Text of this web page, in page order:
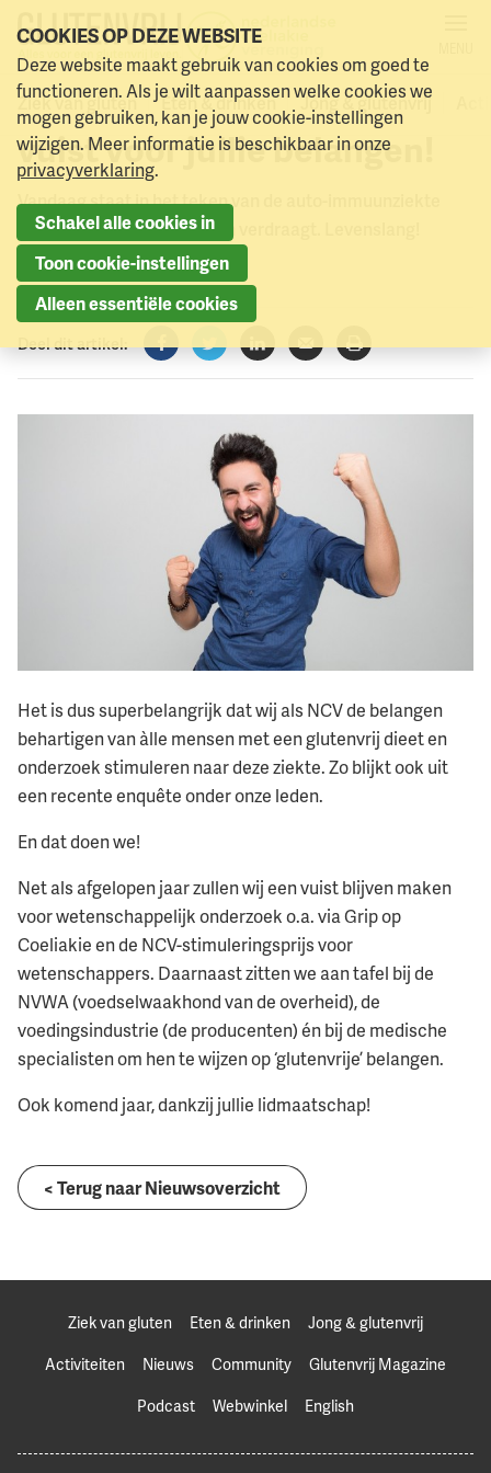
Naar menu Naar hoofdinhoud
Ziek van gluten Eten & drinken Jong & glutenvrij
Internationale Dag van de
Coeliakie: Wij maken een
vuist voor jullie belangen!
Vandaag staat in het teken van de auto-immuunziekte
waarbij iemand geen gluten verdraagt. Levenslang!
16 mei 2022
Deel dit artikel:
Facebook
TwitterLinkedInVerzenden
Printen
Het is dus superbelangrijk dat wij als NCV de belangen
behartigen van àlle mensen met een glutenvrij dieet en
onderzoek stimuleren naar deze ziekte. Zo blijkt ook uit
een recente enquête onder onze leden.
En dat doen we!
Net als afgelopen jaar zullen wij een vuist blijven maken
voor wetenschappelijk onderzoek o.a. via Grip op
Coeliakie en de NCV-stimuleringsprijs voor
wetenschappers. Daarnaast zitten we aan tafel bij de
NVWA (voedselwaakhond van de overheid), de
voedingsindustrie (de producenten) én bij de medische
specialisten om hen te wijzen op ‘glutenvrije’ belangen.
Ook komend jaar, dankzij jullie lidmaatschap!
< Terug naar Nieuwsoverzicht
Ziek van gluten Eten & drinken
Jong & glutenvrij
Activiteiten
Nieuws Community
Glutenvrij Magazine
Podcast
Webwinkel English
COOKIES OP DEZE WEBSITE
Deze website maakt gebruik van cookies om goed te
functioneren. Als je wilt aanpassen welke cookies we
mogen gebruiken, kan je jouw cookie-instellingen
wijzigen. Meer informatie is beschikbaar in onze
privacyverklaring.
Schakel alle cookies in
Toon cookie-instellingen
Alleen essentiële cookies